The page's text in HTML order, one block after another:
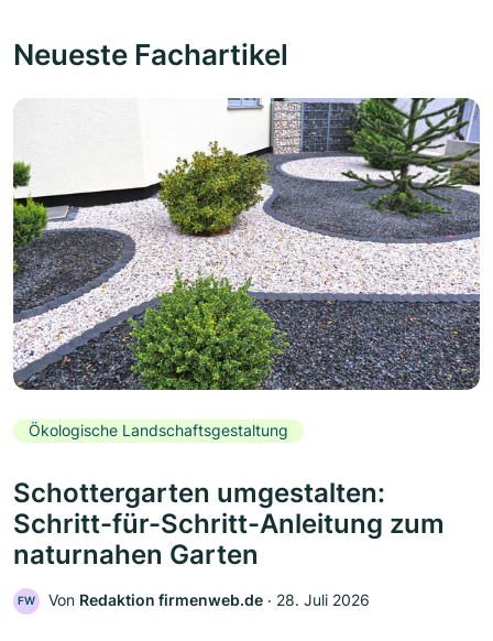
Neueste Fachartikel
Ökologische Landschaftsgestaltung
Schottergarten umgestalten:
Schritt-für-Schritt-Anleitung zum
naturnahen Garten
FW Von Redaktion firmenweb.de ‧ 28. Juli 2026